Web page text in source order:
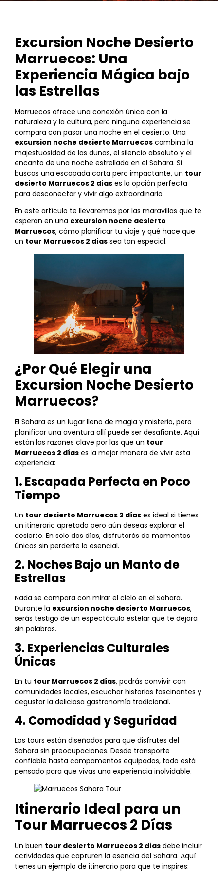
Excursion Noche Desierto
Marruecos: Una
Experiencia Mágica bajo
las Estrellas
Marruecos ofrece una conexión única con la
naturaleza y la cultura, pero ninguna experiencia se
compara con pasar una noche en el desierto. Una
excursion noche desierto Marruecos combina la
majestuosidad de las dunas, el silencio absoluto y el
encanto de una noche estrellada en el Sahara. Si
buscas una escapada corta pero impactante, un tour
desierto Marruecos 2 días es la opción perfecta
para desconectar y vivir algo extraordinario.
En este artículo te llevaremos por las maravillas que te
esperan en una excursion noche desierto
Marruecos, cómo planificar tu viaje y qué hace que
un tour Marruecos 2 días sea tan especial.
¿Por Qué Elegir una
Excursion Noche Desierto
Marruecos?
El Sahara es un lugar lleno de magia y misterio, pero
planificar una aventura allí puede ser desafiante. Aquí
están las razones clave por las que un tour
Marruecos 2 días es la mejor manera de vivir esta
experiencia:
1. Escapada Perfecta en Poco
Tiempo
Un tour desierto Marruecos 2 días es ideal si tienes
un itinerario apretado pero aún deseas explorar el
desierto. En solo dos días, disfrutarás de momentos
únicos sin perderte lo esencial.
2. Noches Bajo un Manto de
Estrellas
Nada se compara con mirar el cielo en el Sahara.
Durante la excursion noche desierto Marruecos,
serás testigo de un espectáculo estelar que te dejará
sin palabras.
3. Experiencias Culturales
Únicas
En tu tour Marruecos 2 días, podrás convivir con
comunidades locales, escuchar historias fascinantes y
degustar la deliciosa gastronomía tradicional.
4. Comodidad y Seguridad
Los tours están diseñados para que disfrutes del
Sahara sin preocupaciones. Desde transporte
confiable hasta campamentos equipados, todo está
pensado para que vivas una experiencia inolvidable.
Itinerario Ideal para un
Tour Marruecos 2 Días
Un buen tour desierto Marruecos 2 días debe incluir
actividades que capturen la esencia del Sahara. Aquí
tienes un ejemplo de itinerario para que te inspires: